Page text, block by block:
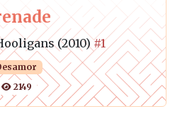
(2010)#1
2149